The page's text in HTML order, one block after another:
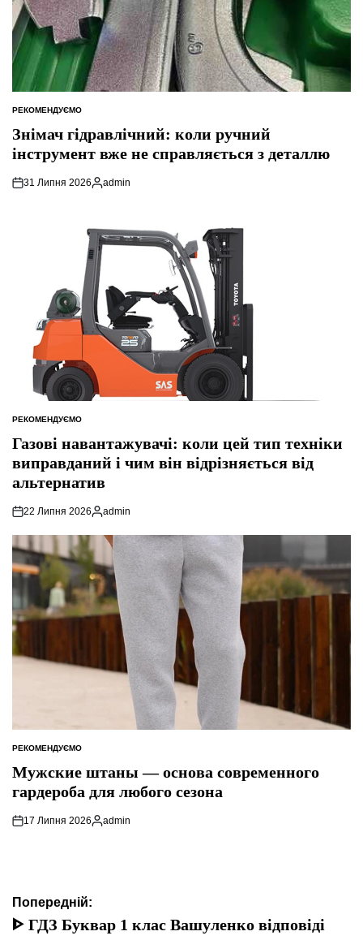
ОПУБЛІКУВАТИ
РЕКОМЕНДУЄМО
Знімач гідравлічний: коли ручний
інструмент вже не справляється з деталлю
31 Липня 2026
Опубліковано
admin
ОПУБЛІКУВАТИ
РЕКОМЕНДУЄМО
Газові навантажувачі: коли цей тип техніки
виправданий і чим він відрізняється від
альтернатив
22 Липня 2026
Опубліковано
admin
ОПУБЛІКУВАТИ
РЕКОМЕНДУЄМО
Мужские штаны — основа современного
гардероба для любого сезона
17 Липня 2026
Опубліковано
admin
Навігація
записів
Попередній:
ᐈ ГДЗ Буквар 1 клас Вашуленко відповіді